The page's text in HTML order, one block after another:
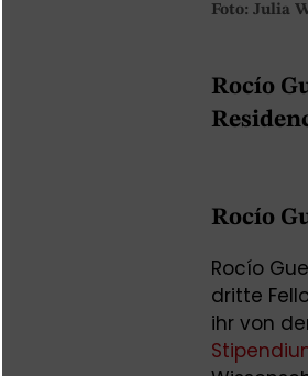
Foto: Julia
Rocío
Rocío
Rocío
dritte
ihr von